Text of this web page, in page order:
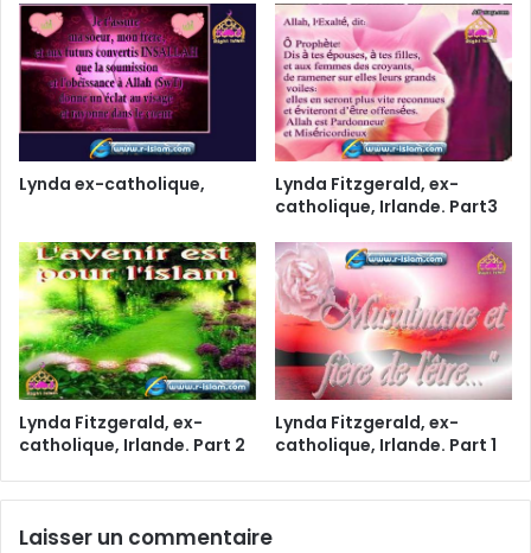
Lynda ex-catholique,
Lynda Fitzgerald, ex-
catholique, Irlande. Part3
Lynda Fitzgerald, ex-
catholique, Irlande. Part 2
Lynda Fitzgerald, ex-
catholique, Irlande. Part 1
Laisser un commentaire